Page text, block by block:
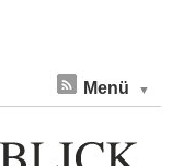
Menü